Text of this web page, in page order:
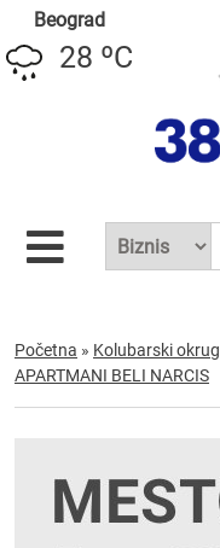
Beograd
28 ºC
Početna » Kolubarski okrug
APARTMANI BELI NARCIS